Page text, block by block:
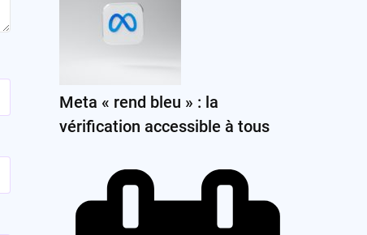
Meta « rend bleu » : la
vérification accessible à tous